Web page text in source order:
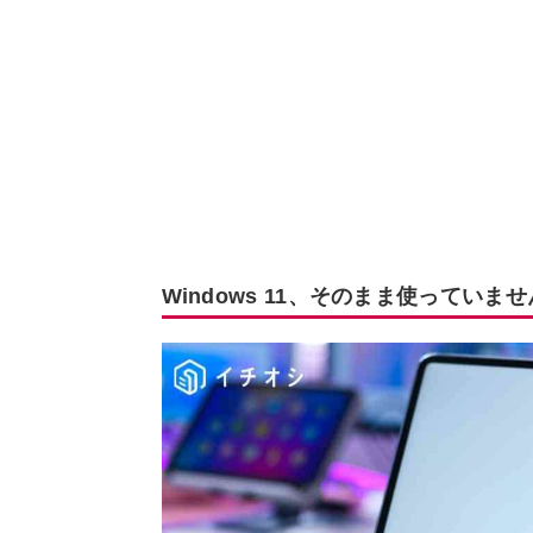
Windows 11、そのまま使っていませ